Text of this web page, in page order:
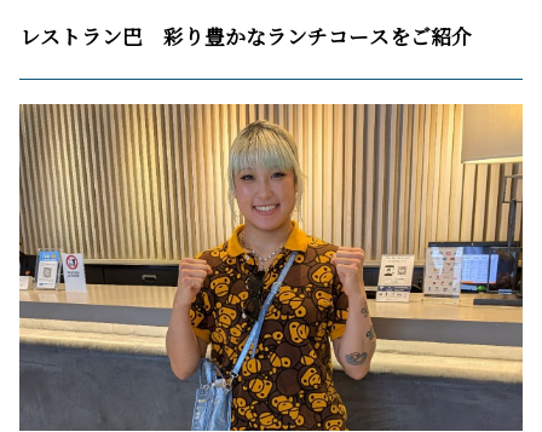
レストラン巴 彩り豊かなランチコースをご紹介